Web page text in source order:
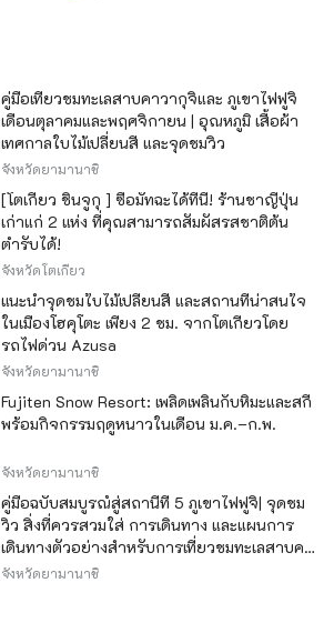
คู่มือเที่ยวชมทะเลสาบคาวากุจิและ ภูเขาไฟฟูจิ
เดือนตุลาคมและพฤศจิกายน | อุณหภูมิ เสื้อผ้า
เทศกาลใบไม้เปลี่ยนสี และจุดชมวิว
จังหวัดยามานาชิ
[โตเกียว ชินจูกุ ] ซื้อมัทฉะได้ที่นี่! ร้านชาญี่ปุ่น
เก่าแก่ 2 แห่ง ที่คุณสามารถสัมผัสรสชาติต้น
ตำรับได้!
จังหวัดโตเกียว
แนะนำจุดชมใบไม้เปลี่ยนสี และสถานที่น่าสนใจ
ในเมืองโฮคุโตะ เพียง 2 ชม. จากโตเกียวโดย
รถไฟด่วน Azusa
จังหวัดยามานาชิ
Fujiten Snow Resort: เพลิดเพลินกับหิมะและสกี
พร้อมกิจกรรมฤดูหนาวในเดือน ม.ค.–ก.พ.
จังหวัดยามานาชิ
คู่มือฉบับสมบูรณ์สู่สถานีที่ 5 ภูเขาไฟฟูจิ| จุดชม
วิว สิ่งที่ควรสวมใส่ การเดินทาง และแผนการ
เดินทางตัวอย่างสำหรับการเที่ยวชมทะเลสาบคา
วากุจิ
จังหวัดยามานาชิ